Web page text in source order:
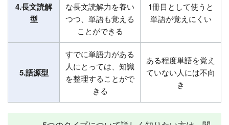
4.長文読解
型
な長文読解力を養い
つつ、単語も覚える
ことができる
1冊目として使うと
単語が覚えにくい
5.語源型
すでに単語力がある
人にとっては、知識
を整理することがで
きる
ある程度単語を覚え
ていない人には不向
き